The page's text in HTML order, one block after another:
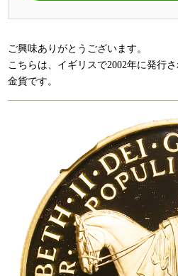
ご興味ありがとうございます。
こちらは、イギリスで2002年に発行
金貨です。